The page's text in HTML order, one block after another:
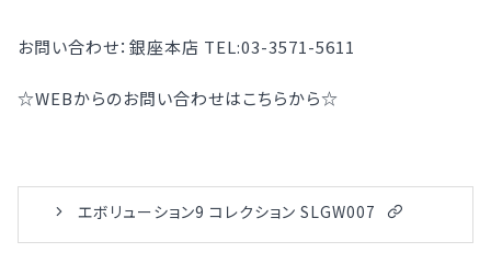
お問い合わせ：銀座本店 TEL:03-3571-5611
☆WEBからのお問い合わせはこちらから☆
エボリューション9 コレクション SLGW007